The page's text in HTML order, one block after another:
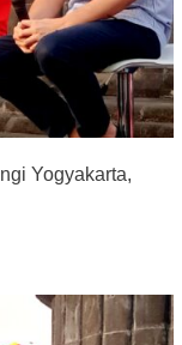
Yogyakarta,